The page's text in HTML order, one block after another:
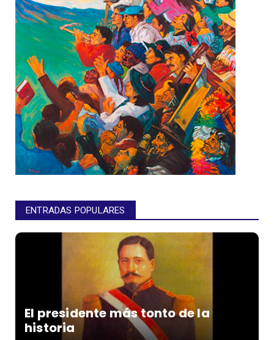
ENTRADAS POPULARES
El presidente más tonto de la
historia